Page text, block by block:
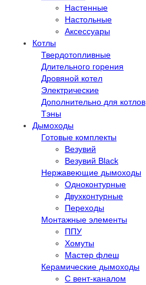
Настенные
Настольные
Аксессуары
Котлы
Твердотопливные
Длительного горения
Дровяной котел
Электрические
Дополнительно для котлов
Тэны
Дымоходы
Готовые комплекты
Везувий
Везувий Black
Нержавеющие дымоходы
Одноконтурные
Двухконтурные
Переходы
Монтажные элементы
ППУ
Хомуты
Мастер флеш
Керамические дымоходы
С вент-каналом